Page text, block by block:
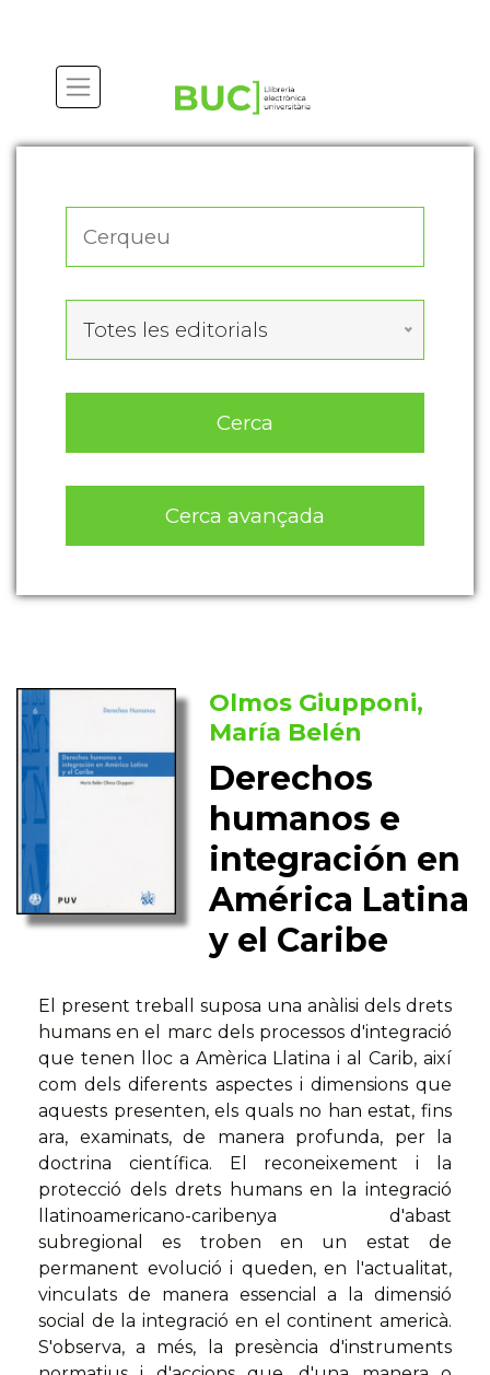
Totes les editorials
Cerca
Cerca avançada
Olmos Giupponi,
María Belén
Derechos
humanos e
integración en
América Latina
y el Caribe
El present treball suposa una anàlisi dels drets
humans en el marc dels processos d'integració
que tenen lloc a Amèrica Llatina i al Carib, així
com dels diferents aspectes i dimensions que
aquests presenten, els quals no han estat, fins
ara, examinats, de manera profunda, per la
doctrina científica. El reconeixement i la
protecció dels drets humans en la integració
llatinoamericano-caribenya d'abast
subregional es troben en un estat de
permanent evolució i queden, en l'actualitat,
vinculats de manera essencial a la dimensió
social de la integració en el continent americà.
S'observa, a més, la presència d'instruments